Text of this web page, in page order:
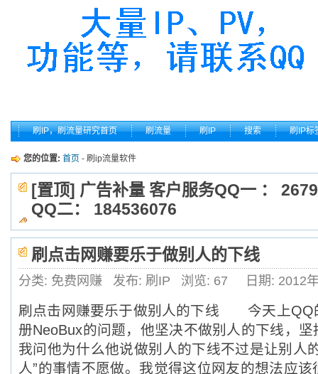
刷IP，刷流量研究首页 刷流量 刷IP 搜索 刷IP标
您的位置: 首页 - 刷ip流量软件
[置顶] 广告补量 客户服务QQ一 ：
QQ二： 184536076
刷点击网赚要乐于做别人的下线
分类: 免费网赚 发布: 刷IP 浏览: 67 日期: 2012
刷点击网赚要乐于做别人的下线 今天上QQ
册NeoBux的问题，他坚决不做别人的下线，
我问他为什么他说做别人的下线不过是让别人
人”的事情不愿做。我觉得这位网友的想法应